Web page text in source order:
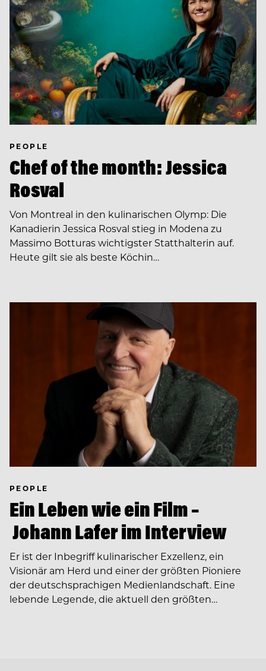
PEOPLE
Chef of the month: Jessica
Rosval
Von Montreal in den kulinarischen Olymp: Die
Kanadierin Jessica Rosval stieg in Modena zu
Massimo Botturas wichtigster Statthalterin auf.
Heute gilt sie als beste Köchin…
PEOPLE
Ein Leben wie ein Film –
Johann Lafer im Interview
Er ist der Inbegriff kulinarischer Exzellenz, ein
Visionär am Herd und einer der größten Pioniere
der deutschsprachigen Medienlandschaft. Eine
lebende Legende, die aktuell den größten…